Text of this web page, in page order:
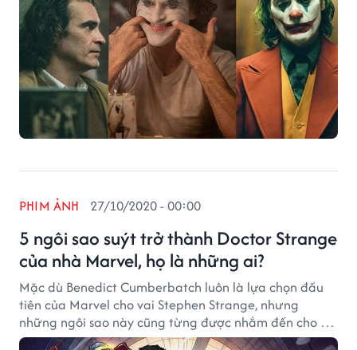
5 ngôi sao suýt trở thành Doctor Strange
của nhà Marvel, họ là những ai?
PHIM ẢNH 27/10/2020 - 00:00
Mặc dù Benedict Cumberbatch luôn là lựa chọn đầu
tiên của Marvel cho vai Stephen Strange, nhưng
những ngôi sao này cũng từng được nhắm đến cho vai
diễn.